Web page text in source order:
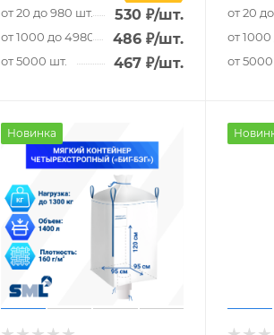
от 20 до 980 шт. 530 ₽/шт.
от 1000 до 4980 шт.486 ₽/шт.
от 5000 шт. 467 ₽/шт.
от 20
от 1000
от
Новинка